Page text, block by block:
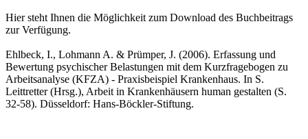
Hier steht Ihnen die Möglichkeit zum Download des Buchbeitrags
zur Verfügung.
Ehlbeck, I., Lohmann A. & Prümper, J. (2006). Erfassung und
Bewertung psychischer Belastungen mit dem Kurzfragebogen zu
Arbeitsanalyse (KFZA) - Praxisbeispiel Krankenhaus. In S.
Leittretter (Hrsg.), Arbeit in Krankenhäusern human gestalten (S.
32-58). Düsseldorf: Hans-Böckler-Stiftung.